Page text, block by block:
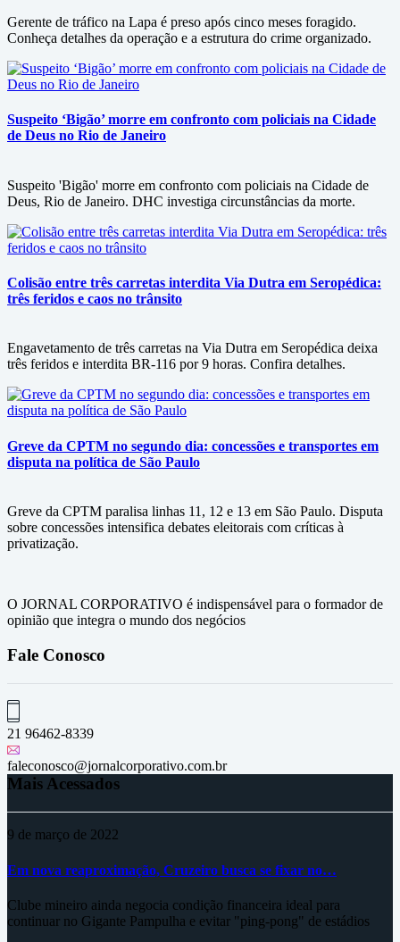
Gerente de tráfico na Lapa é preso após cinco meses foragido.
Conheça detalhes da operação e a estrutura do crime organizado.
Suspeito ‘Bigão’ morre em confronto com policiais na Cidade
de Deus no Rio de Janeiro
Suspeito 'Bigão' morre em confronto com policiais na Cidade de
Deus, Rio de Janeiro. DHC investiga circunstâncias da morte.
Colisão entre três carretas interdita Via Dutra em Seropédica:
três feridos e caos no trânsito
Engavetamento de três carretas na Via Dutra em Seropédica deixa
três feridos e interdita BR-116 por 9 horas. Confira detalhes.
Greve da CPTM no segundo dia: concessões e transportes em
disputa na política de São Paulo
Greve da CPTM paralisa linhas 11, 12 e 13 em São Paulo. Disputa
sobre concessões intensifica debates eleitorais com críticas à
privatização.
O JORNAL CORPORATIVO é indispensável para o formador de
opinião que integra o mundo dos negócios
Fale Conosco
21 96462-8339
faleconosco@jornalcorporativo.com.br
Mais Acessados
9 de março de 2022
Em nova reaproximação, Cruzeiro busca se fixar no…
Clube mineiro ainda negocia condição financeira ideal para
continuar no Gigante Pampulha e evitar "ping-pong" de estádios